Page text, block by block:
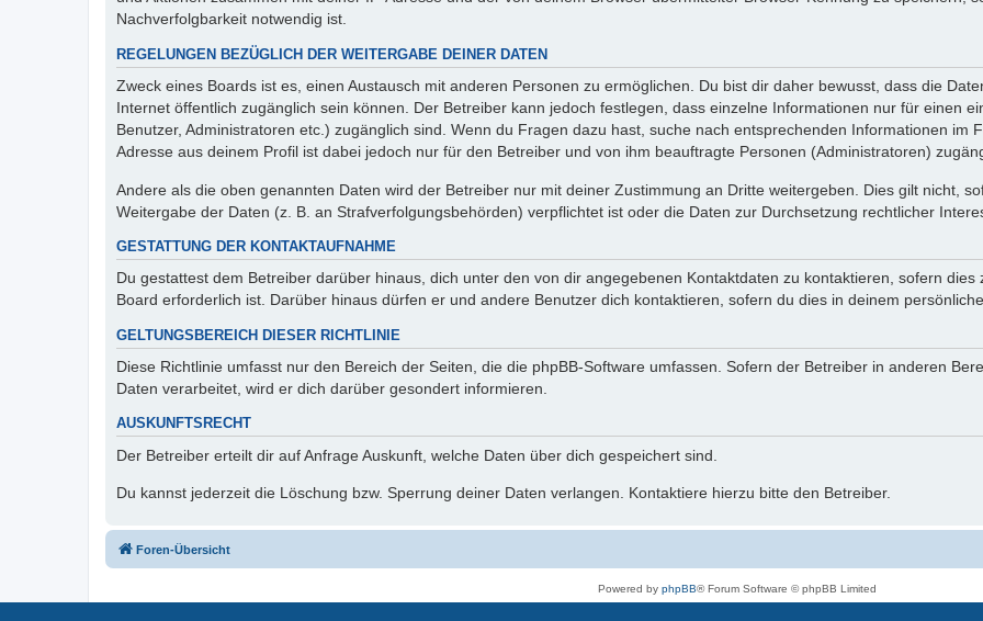
Nachverfolgbarkeit notwendig ist.
REGELUNGEN BEZÜGLICH DER WEITERGABE DEINER DATEN
Zweck eines Boards ist es, einen Austausch mit anderen Personen zu ermöglichen. Du bist dir daher bewusst, dass die
Internet öffentlich zugänglich sein können. Der Betreiber kann jedoch festlegen, dass einzelne Informationen nur für einen
Benutzer, Administratoren etc.) zugänglich sind. Wenn du Fragen dazu hast, suche nach entsprechenden Informationen im
Adresse aus deinem Profil ist dabei jedoch nur für den Betreiber und von ihm beauftragte Personen (Administratoren)
Andere als die oben genannten Daten wird der Betreiber nur mit deiner Zustimmung an Dritte weitergeben. Dies gilt nicht,
Weitergabe der Daten (z. B. an Strafverfolgungsbehörden) verpflichtet ist oder die Daten zur Durchsetzung rechtlicher
GESTATTUNG DER KONTAKTAUFNAHME
Du gestattest dem Betreiber darüber hinaus, dich unter den von dir angegebenen Kontaktdaten zu kontaktieren, sofern
Board erforderlich ist. Darüber hinaus dürfen er und andere Benutzer dich kontaktieren, sofern du dies in deinem
GELTUNGSBEREICH DIESER RICHTLINIE
Diese Richtlinie umfasst nur den Bereich der Seiten, die die phpBB-Software umfassen. Sofern der Betreiber in anderen
Daten verarbeitet, wird er dich darüber gesondert informieren.
AUSKUNFTSRECHT
Der Betreiber erteilt dir auf Anfrage Auskunft, welche Daten über dich gespeichert sind.
Du kannst jederzeit die Löschung bzw. Sperrung deiner Daten verlangen. Kontaktiere hierzu bitte den Betreiber.
Foren-Übersicht
Powered by phpBB® Forum Software © phpBB Limited